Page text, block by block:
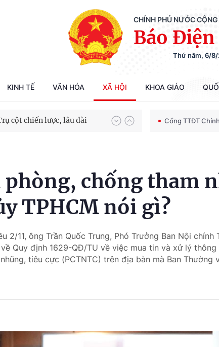
CHÍNH PHỦ NƯỚC
Báo
Thứ năm, 6/
KINH TẾ VĂN HÓA XÃ HỘI KHOA GIÁO
kỷ nguyên mới
Chiến dịch 500 ngày đêm tìm kiếm, quy tập và xác định danh tính hài cốt liệt sĩ
Bảo vệ nền tảng tư tưởng của Đảng trong kỷ nguyên phát triển mới
cột chiến lược, lâu dài Cổng TTĐT
chống tham
TPHCM nói gì?
2/11, ông Trần Quốc Trung, Phó Trưởng Ban Nội chính
Quy định 1629-QĐ/TU về việc mua tin và xử lý
tiêu cực (PCTNTC) trên địa bàn mà Ban Thường